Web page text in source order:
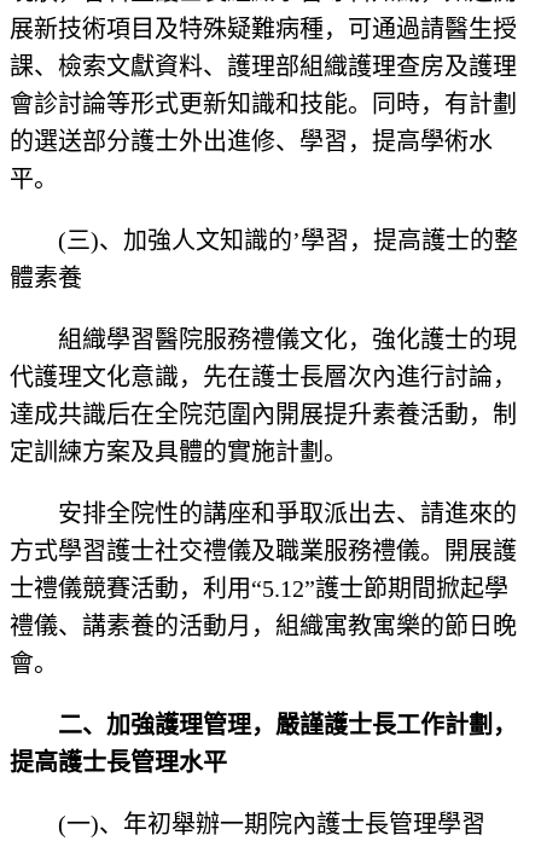
展新技術項目及特殊疑難病種，可通過請醫生授
課、檢索文獻資料、護理部組織護理查房及護理
會診討論等形式更新知識和技能。同時，有計劃
的選送部分護士外出進修、學習，提高學術水
平。
(三)、加強人文知識的’學習，提高護士的整
體素養
組織學習醫院服務禮儀文化，強化護士的現
代護理文化意識，先在護士長層次內進行討論，
達成共識后在全院范圍內開展提升素養活動，制
定訓練方案及具體的實施計劃。
安排全院性的講座和爭取派出去、請進來的
方式學習護士社交禮儀及職業服務禮儀。開展護
士禮儀競賽活動，利用“5.12”護士節期間掀起學
禮儀、講素養的活動月，組織寓教寓樂的節日晚
會。
二、加強護理管理，嚴謹護士長工作計劃，
提高護士長管理水平
(一)、年初舉辦一期院內護士長管理學習